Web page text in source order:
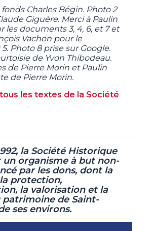
fonds Charles Bégin. Photo 2
Giguère. Merci à Paulin
les documents 3, 4, 6, et 7 et
Vachon pour le
Photo 8 prise sur Google.
de Yvon Thibodeau.
de Pierre Morin et Paulin
de Pierre Morin.
les textes de la Société
la Société Historique
un organisme à but non-
par les dons, dont la
protection,
la valorisation et la
de Saint-
ses environs.